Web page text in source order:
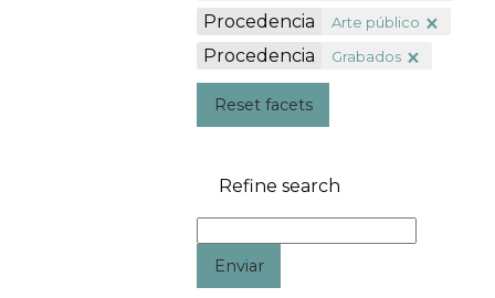
Procedencia Arte público
Procedencia Grabados
Reset facets
Refine search
Enviar